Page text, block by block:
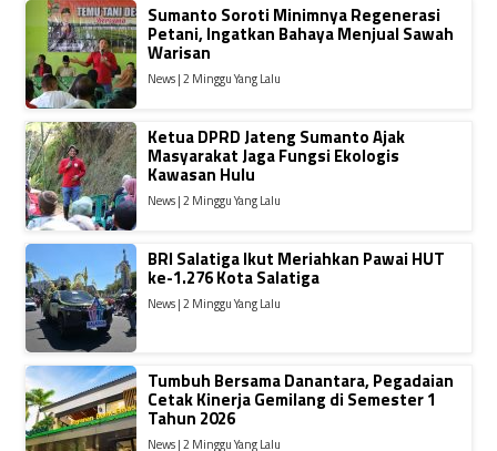
Sumanto Soroti Minimnya Regenerasi
Petani, Ingatkan Bahaya Menjual Sawah
Warisan
News | 2 Minggu Yang Lalu
Ketua DPRD Jateng Sumanto Ajak
Masyarakat Jaga Fungsi Ekologis
Kawasan Hulu
News | 2 Minggu Yang Lalu
BRI Salatiga Ikut Meriahkan Pawai HUT
ke-1.276 Kota Salatiga
News | 2 Minggu Yang Lalu
Tumbuh Bersama Danantara, Pegadaian
Cetak Kinerja Gemilang di Semester 1
Tahun 2026
News | 2 Minggu Yang Lalu